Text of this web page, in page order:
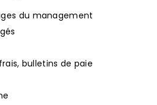
du management
bulletins de paie